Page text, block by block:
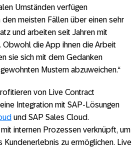
Umständen verfügen
meisten Fällen über einen sehr
und arbeiten seit Jahren mit
die App ihnen die Arbeit
sie sich mit dem Gedanken
Mustern abzuweichen.“
von Live Contract
Integration mit SAP-Lösungen
und SAP Sales Cloud.
internen Prozessen verknüpft, um
Kundenerlebnis zu ermöglichen. Live